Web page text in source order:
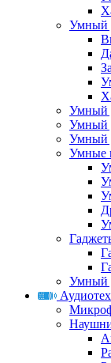
Умный
Умный
Умный
Умный
Умные
Умный